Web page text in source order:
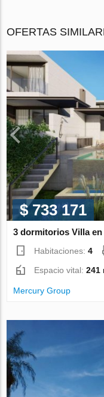
OFERTAS
$ 733 171
3 dormitorios Villa en
Habitaciones:4
Espacio vital:241
Mercury Group